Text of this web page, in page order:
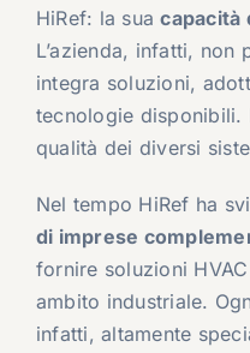
HiRef: la suacapacità
L’azienda, infatti, non
integra soluzioni,
tecnologie disponibili.
qualità dei diversi
Nel tempo HiRef ha
di imprese
fornire soluzioni
ambito industriale.
infatti, altamente